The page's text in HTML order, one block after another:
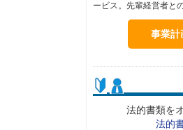
ービス。先輩経営者と
事業計
法的書類を
法的